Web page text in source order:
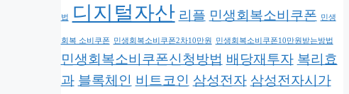
법 디지털자산 리플 민생회복소비쿠폰 민생
회복 소비쿠폰 민생회복소비쿠폰2차10만원 민생회복소비쿠폰10만원받는방법
민생회복소비쿠폰신청방법 배당재투자 복리효
과 블록체인 비트코인 삼성전자 삼성전자시가